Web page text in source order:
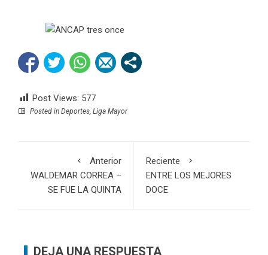
Post Views: 577
Posted in Deportes Liga Mayor
Anterior
WALDEMAR CORREA –
SE FUE LA QUINTA
Reciente
ENTRE LOS MEJORES
DOCE
DEJA UNA RESPUESTA